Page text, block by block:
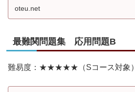
oteu.net
最難関問題集 応用問題B
難易度：★★★★★（Sコース対象）